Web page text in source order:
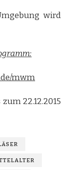
wird
mwm
22.12.2015